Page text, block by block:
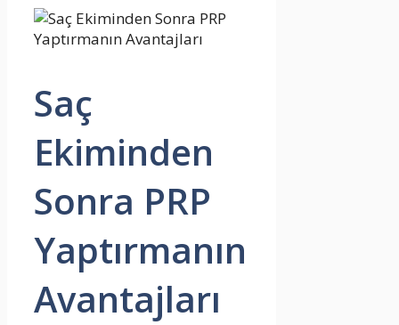
Saç
Ekiminden
Sonra PRP
Yaptırmanın
Avantajları